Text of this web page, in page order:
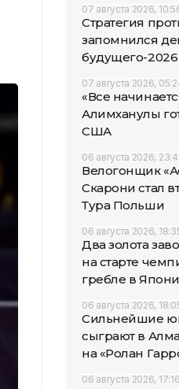
07 августа 2026,
Стратегия
запомнился
будущего-2026
07 августа 2026,
«Все
Алимханулы
США
06 августа 2026,
Велогонщик
Скарони стал
Тура Польши
06 августа 2026,
Два золота
на старте
гребле в Япони
06 августа 2026,
Сильнейшие
сыграют в
на «Ролан
06 августа 2026, 17:16